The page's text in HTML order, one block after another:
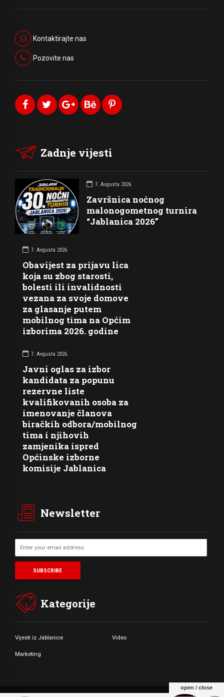
Kontaktirajte nas
Pozovite nas
Zadnje vijesti
7. Avgusta 2026.
Završnica noćnog
malonogometnog turnira
“Jablanica 2026”
7. Avgusta 2026.
Obavijest za prijavu lica
koja su zbog starosti,
bolesti ili invalidnosti
vezana za svoje domove
za glasanje putem
mobilnog tima na Općim
izborima 2026. godine
7. Avgusta 2026.
Javni oglas za izbor
kandidata za popunu
rezervne liste
kvalifikovanih osoba za
imenovanje članova
biračkih odbora/mobilnog
tima i njihovih
zamjenika ispred
Općinske izborne
komisije Jablanica
Newsletter
Kategorije
Vijesti iz Jablanice Video
Marketing
open / close